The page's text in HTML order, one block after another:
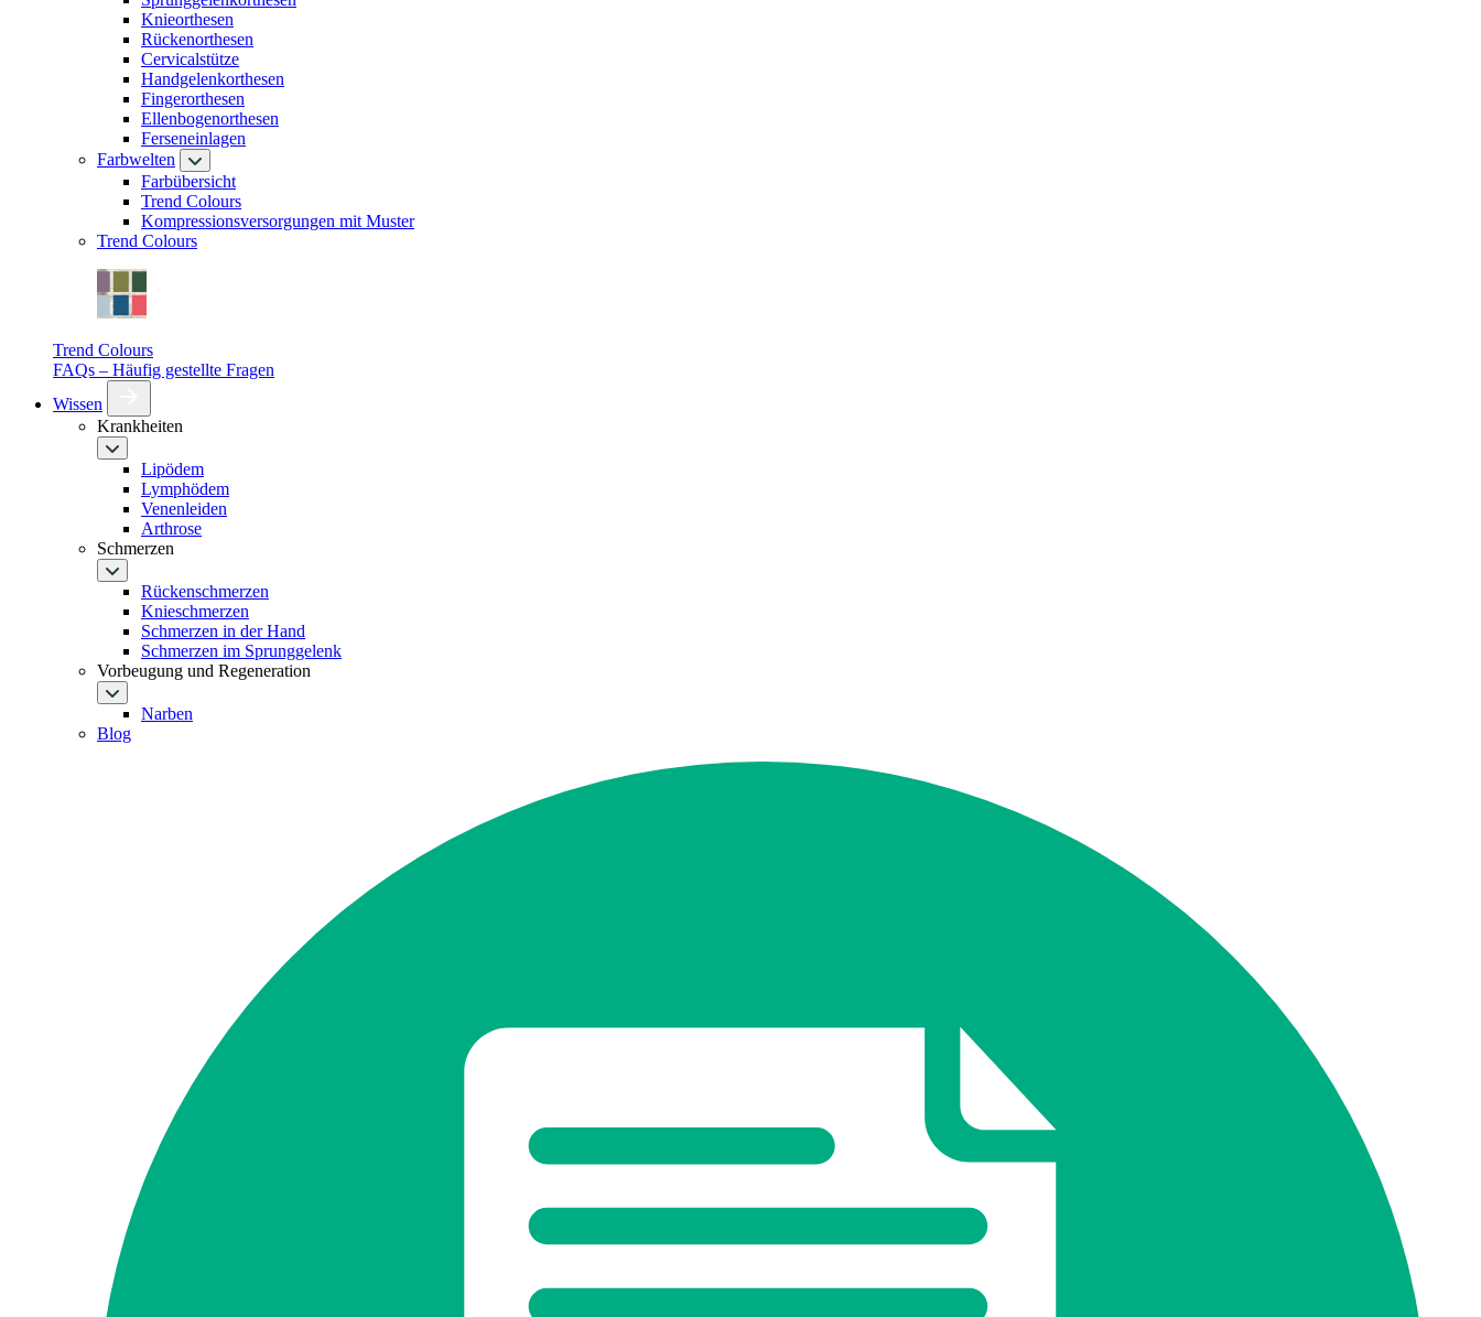
Knieorthesen
Rückenorthesen
Cervicalstütze
Handgelenkorthesen
Fingerorthesen
Ellenbogenorthesen
Ferseneinlagen
Farbwelten
Farbübersicht
Trend Colours
Kompressionsversorgungen mit Muster
Trend Colours
Trend Colours
FAQs – Häufig gestellte Fragen
Wissen
Krankheiten
Lipödem
Lymphödem
Venenleiden
Arthrose
Schmerzen
Rückenschmerzen
Knieschmerzen
Schmerzen in der Hand
Schmerzen im Sprunggelenk
Vorbeugung und Regeneration
Narben
Blog